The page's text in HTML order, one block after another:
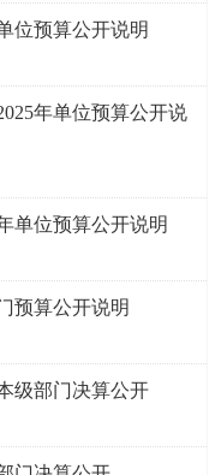
位预算公开说明
年单位预算公开说
单位预算公开说明
预算公开说明
级部门决算公开